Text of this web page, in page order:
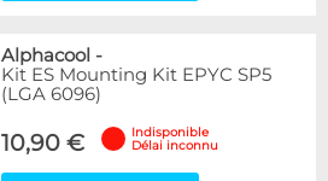
Alphacool -
Kit ES Mounting Kit EPYC SP5
(LGA 6096)
10,90 €
Indisponible
Délai inconnu